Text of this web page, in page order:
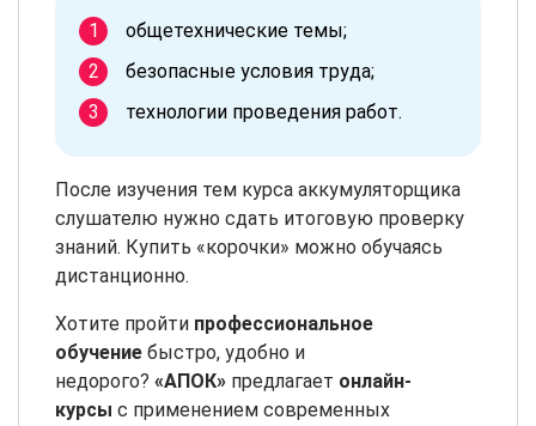
общетехнические темы;
безопасные условия труда;
технологии проведения работ.
После изучения тем курса аккумуляторщика
слушателю нужно сдать итоговую проверку
знаний. Купить «корочки» можно обучаясь
дистанционно.
Хотите пройти профессиональное
обучение быстро, удобно и
недорого? «АПОК» предлагает онлайн-
курсы с применением современных